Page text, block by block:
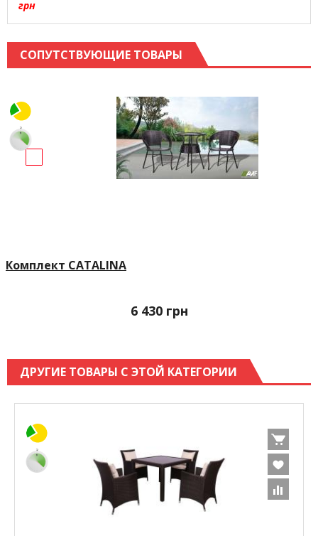
грн
СОПУТСТВУЮЩИЕ ТОВАРЫ
Комплект CATALINA
6 430 грн
ДРУГИЕ ТОВАРЫ С ЭТОЙ КАТЕГОРИИ